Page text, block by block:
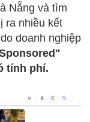
Nẵng và tìm
ra nhiều kết
doanh nghiệp
tính phí.